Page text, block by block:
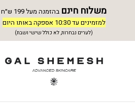
משלוח חינם בהזמנה מעל 199 ש״ח
למזמינים עד 10:30 אספקה באותו היום
(לערים נבחרות, לא כולל שישי ושבת)